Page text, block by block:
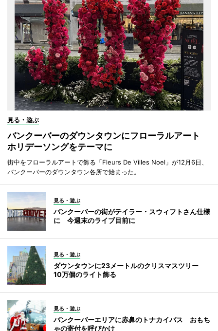
見る・遊ぶ
バンクーバーのダウンタウンにフローラルアート
ホリデーソングをテーマに
街中をフローラルアートで飾る「Fleurs De Villes Noel」が12月6日、
バンクーバーのダウンタウン各所で始まった。
見る・遊ぶ
バンクーバーの街がテイラー・スウィフトさん仕様
に 今週末のライブ目前に
見る・遊ぶ
ダウンタウンに23メートルのクリスマスツリー
10万個のライト飾る
見る・遊ぶ
バンクーバーエリアに赤鼻のトナカイバス おもち
ゃの寄付を呼びかけ